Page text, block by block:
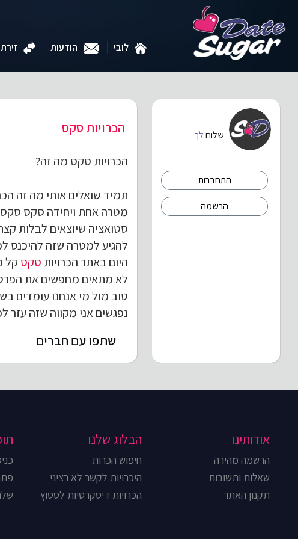
לובי הודעות
הכרויות סקס
הכרויות סקס מה זה?
תמיד שואלים אותי מה זה
מטרה אחת ויחידה סקס סקס
סטואציה שיוצאים לבלות
להגיע למטרה שזה להיכנס
היום באתר הכרויות סקס קל
לא מתאים מחפשים את
טוב מול מי אנחנו עומדים
נפגשים אני מקווה שזה עזר
שתפו עם חברים
שלוםלך
התחברות
הרשמה
אודותינו
הרשמה מהירה
שאלות ותשובות
תקנון האתר
הבלוג שלנו
חיפוש הכרות
היכרויות לקשר לא רציני
הכרויות דיסקרטיות לסטוץ